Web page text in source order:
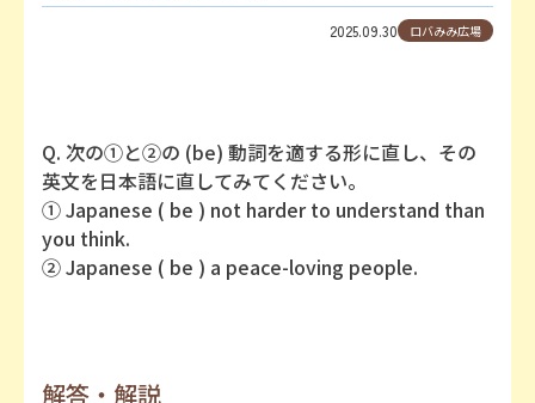
2025.09.30 ロバみみ広場
Q. 次の①と②の (be) 動詞を適する形に直し、その
英文を日本語に直してみてください。
① Japanese ( be ) not harder to understand than
you think.
② Japanese ( be ) a peace-loving people.
解答・解説